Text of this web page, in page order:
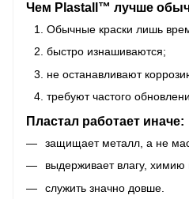
Чем Plastall™ лучше
Обычные краски лишь
быстро изнашиваются;
не останавливают
требуют частого
Пластал работает иначе:
защищает металл, а не
выдерживает влагу, химию
служить значно довше.